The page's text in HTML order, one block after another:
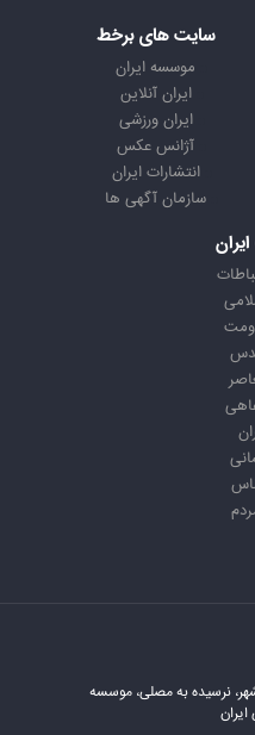
سایت های برخط
موسسه ایران
ایران آنلاین
ایران ورزشی
آژانس عکس
انتشارات ایران
سازمان آگهی ها
نرسیده به مصلی، موسسه